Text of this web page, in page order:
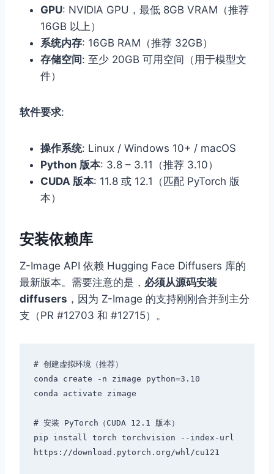
GPU: NVIDIA GPU，最低 8GB VRAM（推荐
16GB 以上）
系统内存: 16GB RAM（推荐 32GB）
存储空间: 至少 20GB 可用空间（用于模型文
件）
软件要求:
操作系统: Linux / Windows 10+ / macOS
Python 版本: 3.8 – 3.11（推荐 3.10）
CUDA 版本: 11.8 或 12.1（匹配 PyTorch 版
本）
安装依赖库
Z-Image API 依赖 Hugging Face Diffusers 库的
最新版本。需要注意的是， 必须从源码安装
diffusers ，因为 Z-Image 的支持刚刚合并到主分
支（PR #12703 和 #12715）。
# 创建虚拟环境（推荐）
conda create -n zimage python=3.10
conda activate zimage
# 安装 PyTorch（CUDA 12.1 版本）
pip install torch torchvision --index-url
https://download.pytorch.org/whl/cu121